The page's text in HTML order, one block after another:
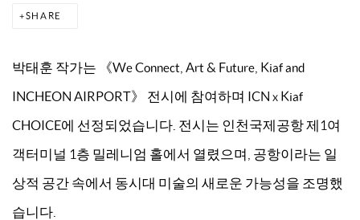
SHARE
박태훈 작가는 《We Connect, Art & Future, Kiaf and
INCHEON AIRPORT》 전시에 참여하며 ICN x Kiaf
CHOICE에 선정되었습니다. 전시는 인천국제공항 제1여
객터미널 1층 밀레니엄 홀에서 열렸으며, 공항이라는 일
상적 공간 속에서 동시대 미술의 새로운 가능성을 조명했
습니다.